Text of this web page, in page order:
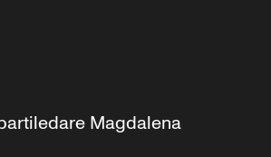
Magdalena